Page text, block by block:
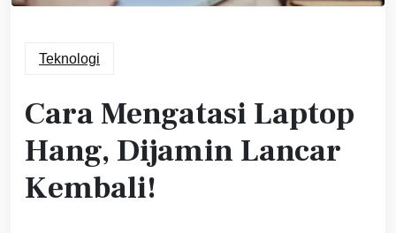
Teknologi
Cara Mengatasi Laptop
Hang, Dijamin Lancar
Kembali!